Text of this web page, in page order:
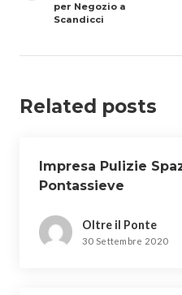
per Negozio a
Scandicci
Related posts
Impresa Pulizie
Pontassieve
Oltre il Ponte
30 Settembre 2020